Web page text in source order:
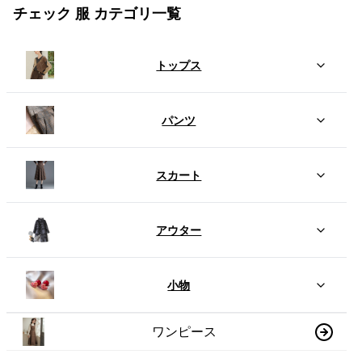
チェック 服 カテゴリ一覧
トップス
パンツ
スカート
アウター
小物
ワンピース